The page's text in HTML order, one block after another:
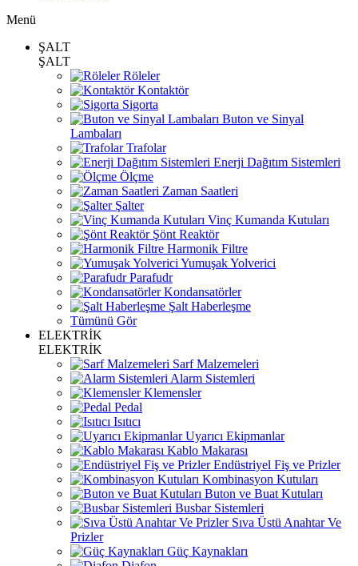
Menü
ŞALT
ŞALT
Röleler
Kontaktör
Sigorta
Buton ve Sinyal
Lambaları
Trafolar
Enerji Dağıtım Sistemleri
Ölçme
Zaman Saatleri
Şalter
Vinç Kumanda Kutuları
Şönt Reaktör
Harmonik Filtre
Yumuşak Yolverici
Parafudr
Kondansatörler
Şalt Haberleşme
Tümünü Gör
ELEKTRİK
ELEKTRİK
Sarf Malzemeleri
Alarm Sistemleri
Klemensler
Pedal
Isıtıcı
Uyarıcı Ekipmanlar
Kablo Makarası
Endüstriyel Fiş ve Prizler
Kombinasyon Kutuları
Buton ve Buat Kutuları
Busbar Sistemleri
Sıva Üstü Anahtar Ve
Prizler
Güç Kaynakları